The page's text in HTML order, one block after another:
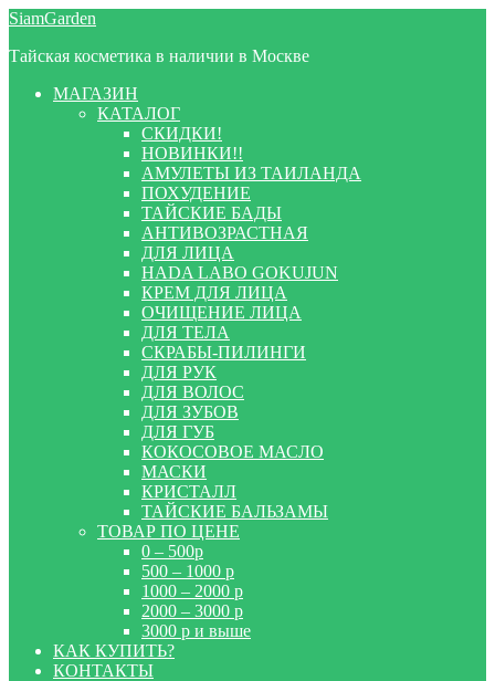
Перейти
навигации
Перейти
содержимому
SiamGarden
Тайская косметика в наличии в Москве
МАГАЗИН
КАТАЛОГ
СКИДКИ!
НОВИНКИ!!
АМУЛЕТЫ ИЗ ТАИЛАНДА
ПОХУДЕНИЕ
ТАЙСКИЕ БАДЫ
АНТИВОЗРАСТНАЯ
ДЛЯ ЛИЦА
HADA LABO GOKUJUN
КРЕМ ДЛЯ ЛИЦА
ОЧИЩЕНИЕ ЛИЦА
ДЛЯ ТЕЛА
СКРАБЫ-ПИЛИНГИ
ДЛЯ РУК
ДЛЯ ВОЛОС
ДЛЯ ЗУБОВ
ДЛЯ ГУБ
КОКОСОВОЕ МАСЛО
МАСКИ
КРИСТАЛЛ
ТАЙСКИЕ БАЛЬЗАМЫ
ТОВАР ПО ЦЕНЕ
0 – 500р
500 – 1000 р
1000 – 2000 р
2000 – 3000 р
3000 р и выше
КАК КУПИТЬ?
КОНТАКТЫ